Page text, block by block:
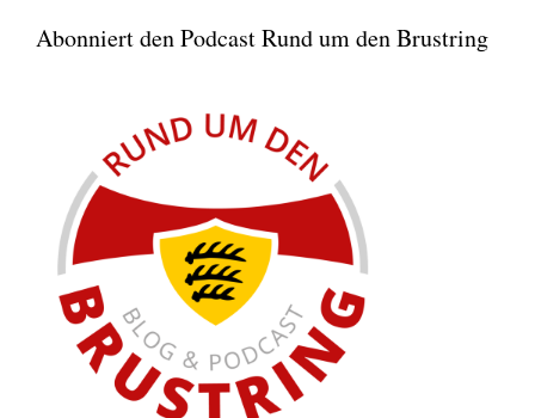
Abonniert den Podcast Rund um den Brustring